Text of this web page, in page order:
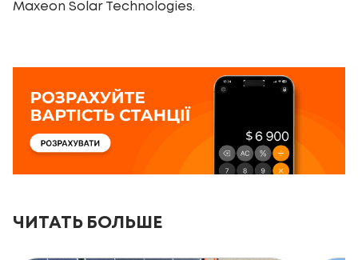
Maxeon Solar Technologies.
ЧИТАТЬ БОЛЬШЕ